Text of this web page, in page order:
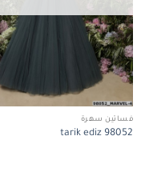
فساتين سهرة
tarik ediz 98052